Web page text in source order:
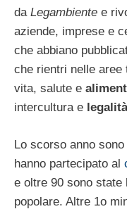
da Legambiente e
aziende, imprese e
che abbiano
che rientri nelle aree
vita, salute e
intercultura e legalità
Lo scorso anno
hanno partecipato al
e oltre 90 sono
popolare. Altre 1o